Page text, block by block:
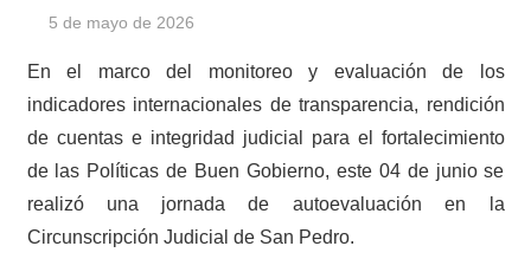
5 de mayo de 2026
En el marco del monitoreo y evaluación de los
indicadores internacionales de transparencia, rendición
de cuentas e integridad judicial para el fortalecimiento
de las Políticas de Buen Gobierno, este 04 de junio se
realizó una jornada de autoevaluación en la
Circunscripción Judicial de San Pedro.